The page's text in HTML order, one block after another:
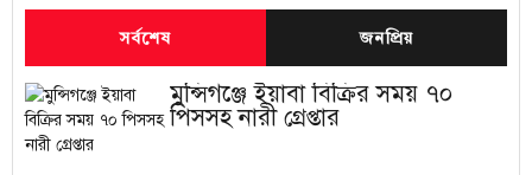
সর্বশেষ জনপ্রিয়
মুন্সিগঞ্জে ইয়াবা বিক্রির সময় ৭০
পিসসহ নারী গ্রেপ্তার